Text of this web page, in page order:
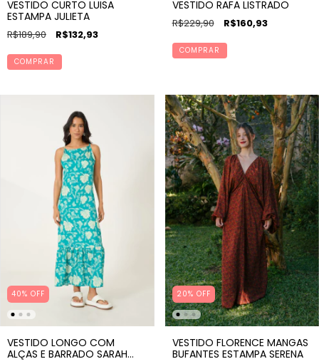
VESTIDO CURTO LUISA
ESTAMPA JULIETA
R$189,90 R$132,93
COMPRAR
VESTIDO RAFA LISTRADO
R$229,90 R$160,93
COMPRAR
40% OFF
VESTIDO LONGO COM
ALÇAS E BARRADO SARAH
20% OFF
VESTIDO FLORENCE MANGAS
BUFANTES ESTAMPA SERENA